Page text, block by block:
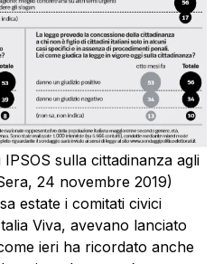
sulla cittadinanza agli
24 novembre 2019)
estate i comitati civici
Viva, avevano lanciato
ieri ha ricordato anche